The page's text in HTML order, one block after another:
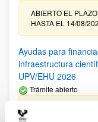
ABIERTO EL
HASTA EL 14/08/
Ayudas para
infraestructura
UPV/EHU 2026
Trámite abierto